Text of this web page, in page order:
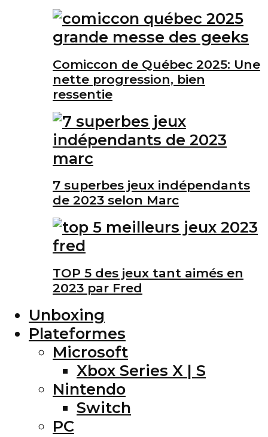
Comiccon de Québec 2025: Une
nette progression, bien
ressentie
7 superbes jeux indépendants
de 2023 selon Marc
TOP 5 des jeux tant aimés en
2023 par Fred
Unboxing
Plateformes
Microsoft
Xbox Series X | S
Nintendo
Switch
PC